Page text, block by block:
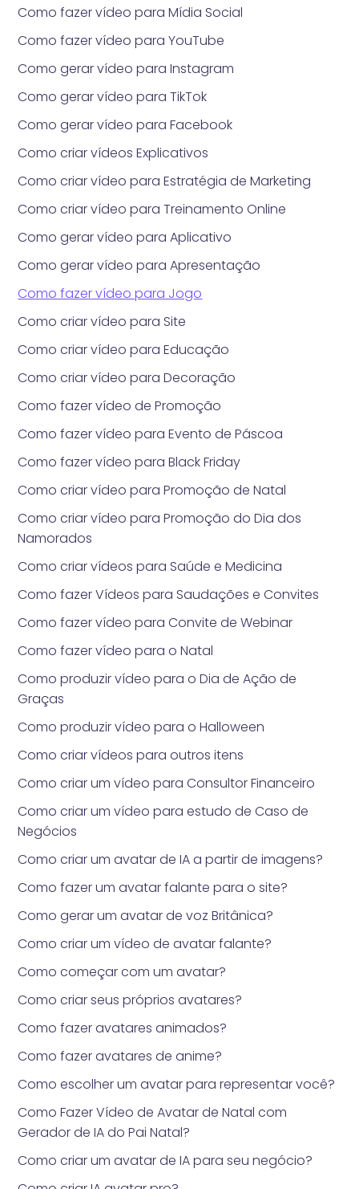
Como fazer vídeo para Mídia Social
Como fazer vídeo para YouTube
Como gerar vídeo para Instagram
Como gerar vídeo para TikTok
Como gerar vídeo para Facebook
Como criar vídeos Explicativos
Como criar vídeo para Estratégia de Marketing
Como criar vídeo para Treinamento Online
Como gerar vídeo para Aplicativo
Como gerar vídeo para Apresentação
Como fazer vídeo para Jogo
Como criar vídeo para Site
Como criar vídeo para Educação
Como criar vídeo para Decoração
Como fazer vídeo de Promoção
Como fazer vídeo para Evento de Páscoa
Como fazer vídeo para Black Friday
Como criar vídeo para Promoção de Natal
Como criar vídeo para Promoção do Dia dos
Namorados
Como criar vídeos para Saúde e Medicina
Como fazer Vídeos para Saudações e Convites
Como fazer vídeo para Convite de Webinar
Como fazer vídeo para o Natal
Como produzir vídeo para o Dia de Ação de
Graças
Como produzir vídeo para o Halloween
Como criar vídeos para outros itens
Como criar um vídeo para Consultor Financeiro
Como criar um vídeo para estudo de Caso de
Negócios
Como criar um avatar de IA a partir de imagens?
Como fazer um avatar falante para o site?
Como gerar um avatar de voz Britânica?
Como criar um vídeo de avatar falante?
Como começar com um avatar?
Como criar seus próprios avatares?
Como fazer avatares animados?
Como fazer avatares de anime?
Como escolher um avatar para representar você?
Como Fazer Vídeo de Avatar de Natal com
Gerador de IA do Pai Natal?
Como criar um avatar de IA para seu negócio?